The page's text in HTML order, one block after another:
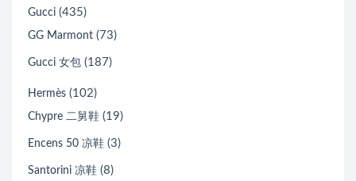
Gucci (435)
GG Marmont (73)
Gucci 女包 (187)
Hermès (102)
Chypre 二舅鞋 (19)
Encens 50 凉鞋 (3)
Santorini 凉鞋 (8)